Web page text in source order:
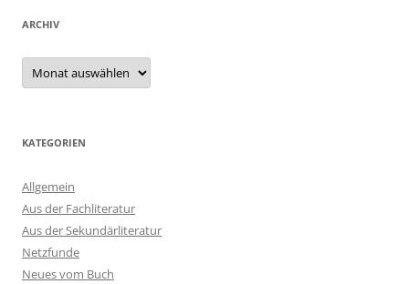
ARCHIV
Archiv
KATEGORIEN
Allgemein
Aus der Fachliteratur
Aus der Sekundärliteratur
Netzfunde
Neues vom Buch